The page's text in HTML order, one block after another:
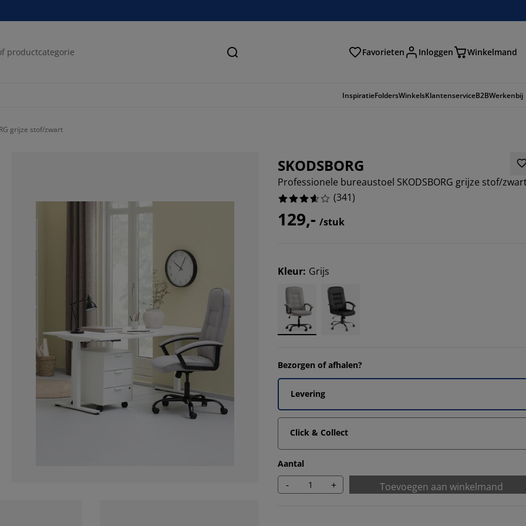
Zoeken Favorieten Inloggen Winkelmand
InspiratieFoldersWinkelsKlantenserviceB2BWerkenbij
grijze stof/zwart
SKODSBORG
Professionele bureaustoel SKODSBORG grijze stof/
(341)
129,- /stuk
Kleur: Grijs
Bezorgen of afhalen?
Levering
Click & Collect
Aantal
- + Toevoegen aan winkelmand
12.903225806451612%
11.436950146627565%
11.143695014662756%
17.008797653958943%